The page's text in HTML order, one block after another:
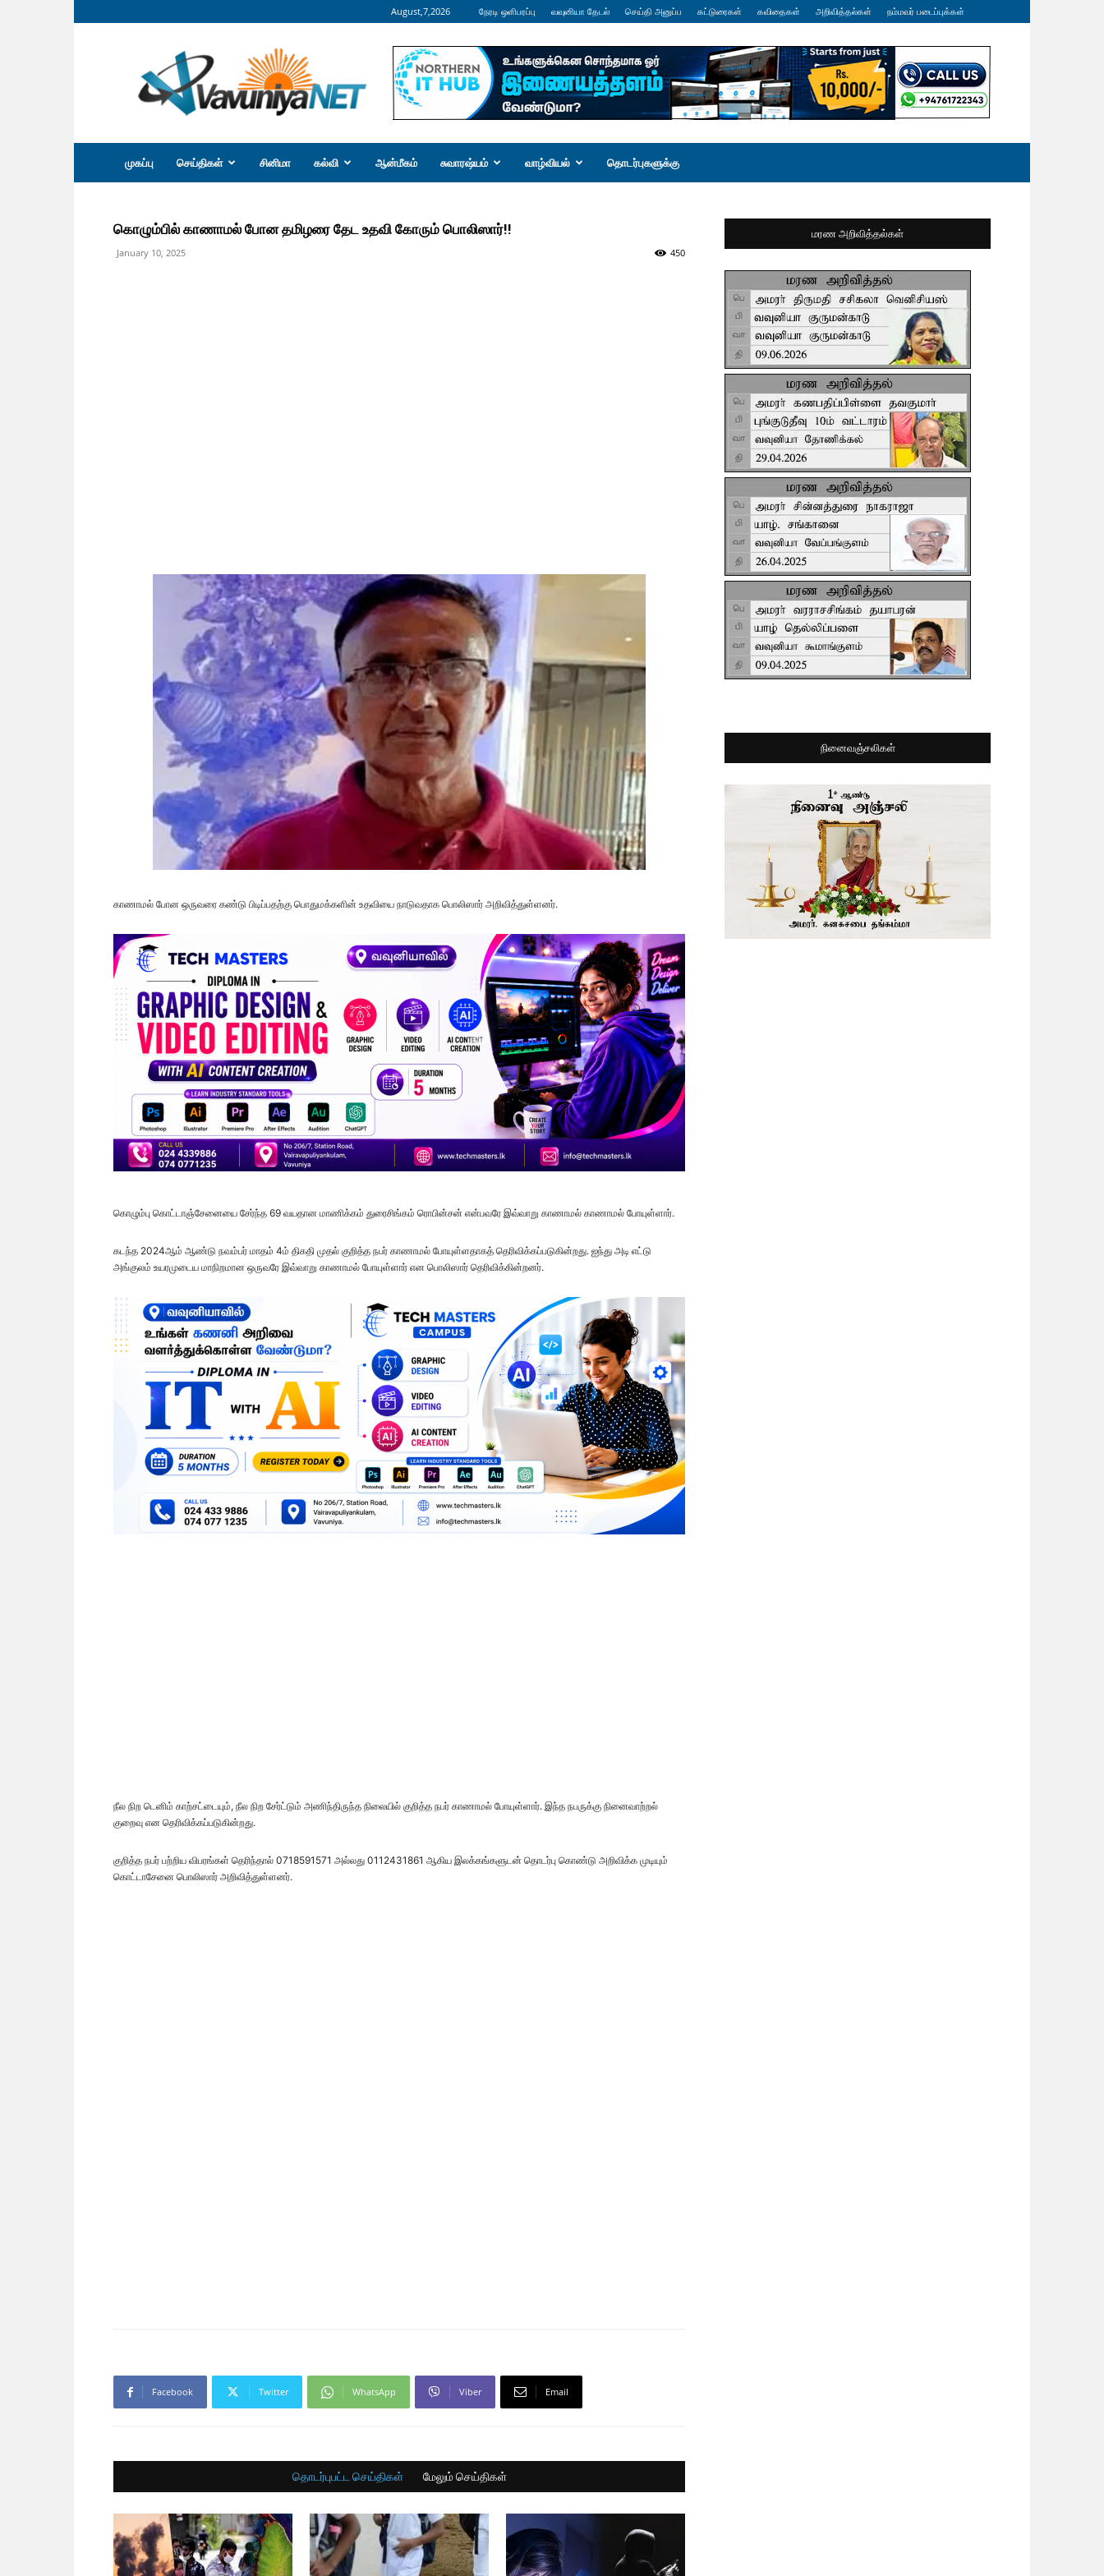
August,7,2026 நேரடி ஒளிபரப்பு வவுனியா தேடல் செய்தி அனுப்ப கட்டுரைகள் கவிதைகள் அறிவித்தல்கள் நம்மவர் படைப்புக்கள்
வவுனியா
நெற்
முகப்பு செய்திகள் சினிமா கல்வி ஆன்மீகம் சுவாரஷ்யம் வாழ்வியல் தொடர்புகளுக்கு
கொழும்பில் காணாமல் போன தமிழரை தேட உதவி கோரும் பொலிஸார்!!
January 10, 2025 450
காணாமல் போன ஒருவரை கண்டு பிடிப்பதற்கு பொதுமக்களின் உதவியை நாடுவதாக பொலிஸார் அறிவித்துள்ளனர்.
கொழும்பு கொட்டாஞ்சேனையை சேர்ந்த 69 வயதான மாணிக்கம் துரைசிங்கம் ரொபின்சன் என்பவரே இவ்வாறு காணாமல் காணாமல் போயுள்ளார்.
கடந்த 2024ஆம் ஆண்டு நவம்பர் மாதம் 4ம் திகதி முதல் குறித்த நபர் காணாமல் போயுள்ளதாகத் தெரிவிக்கப்படுகின்றது. ஐந்து அடி எட்டு
அங்குலம் உயரமுடைய மாநிறமான ஒருவரே இவ்வாறு காணாமல் போயுள்ளார் என பொலிஸார் தெரிவிக்கின்றனர்.
நீல நிற டெனிம் காற்சட்டையும், நீல நிற சேர்ட்டும் அணிந்திருந்த நிலையில் குறித்த நபர் காணாமல் போயுள்ளார். இந்த நபருக்கு நினைவாற்றல்
குறைவு என தெரிவிக்கப்படுகின்றது.
குறித்த நபர் பற்றிய விபரங்கள் தெரிந்தால் 0718591571 அல்லது 0112431861 ஆகிய இலக்கங்களுடன் தொடர்பு கொண்டு அறிவிக்க முடியும்
கொட்டாசேனை பொலிஸார் அறிவித்துள்ளனர்.
Facebook Twitter WhatsApp Viber Email
தொடர்புபட்ட செய்திகள் மேலும் செய்திகள்
மரண அறிவித்தல்கள்
நினைவஞ்சலிகள்